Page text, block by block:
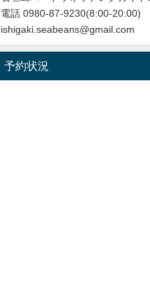
改訂版 石垣島の野鳥図鑑
電話 0980-87-9230(8:00-20:00)
ishigaki.seabeans@gmail.com
予約状況